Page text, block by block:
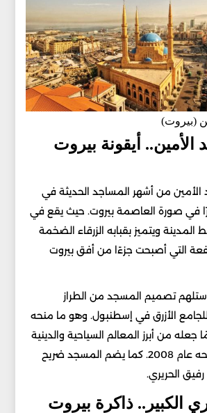
(بيروت)
أيقونة بيروت
من أشهر المساجد الحديثة في
في صورة العاصمة بيروت. حيث يقع في
ويتميز بقبابه الزرقاء الضخمة
التي أصبحت جزءًا من أفق بيروت
تصميم المسجد من الطراز
للجامع الأزرق في إسطنبول. وهو ما منحه
جعله من أبرز المعالم السياحية والدينية
في لبنان منذ افتتاحه عام 2008. كما يضم المسجد ضريح
رفيق الحريري.
الكبير.. ذاكرة بيروت